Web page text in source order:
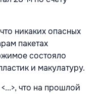
никаких опасных
пакетах
состояло
и макулатуру.
что на прошлой